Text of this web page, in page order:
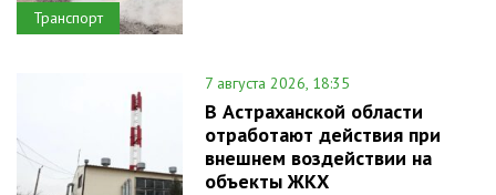
Транспорт
7 августа 2026, 18:35
В Астраханской области
отработают действия при
внешнем воздействии на
объекты ЖКХ